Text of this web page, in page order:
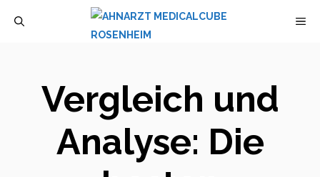
Vergleich und
Analyse: Die